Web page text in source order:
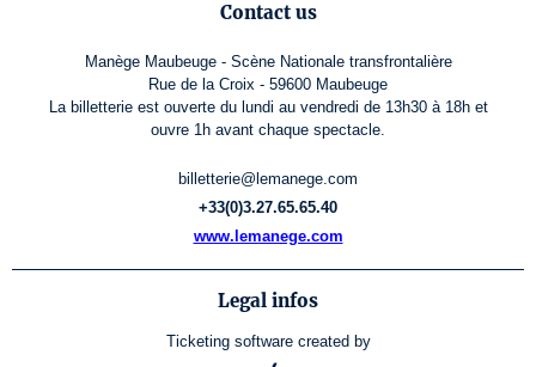
Contact us
Manège Maubeuge - Scène Nationale transfrontalière
Rue de la Croix - 59600 Maubeuge
La billetterie est ouverte du lundi au vendredi de 13h30 à 18h et
ouvre 1h avant chaque spectacle.
billetterie@lemanege.com
+33(0)3.27.65.65.40
www.lemanege.com
Legal infos
Ticketing software created by